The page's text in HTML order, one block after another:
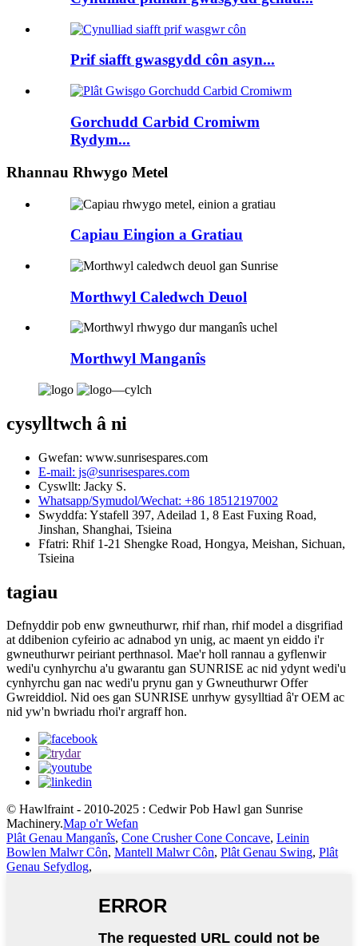
Prif siafft gwasgydd côn asyn...
Gorchudd Carbid Cromiwm
Rydym...
Rhannau Rhwygo Metel
Capiau Eingion a Gratiau
Morthwyl Caledwch Deuol
Morthwyl Manganîs
cysylltwch â ni
Gwefan: www.sunrisespares.com
E-mail: js@sunrisespares.com
Cyswllt: Jacky S.
Whatsapp/Symudol/Wechat: +86 18512197002
Swyddfa: Ystafell 397, Adeilad 1, 8 East Fuxing Road,
Jinshan, Shanghai, Tsieina
Ffatri: Rhif 1-21 Shengke Road, Hongya, Meishan, Sichuan,
Tsieina
tagiau
Defnyddir pob enw gwneuthurwr, rhif rhan, rhif model a disgrifiad
at ddibenion cyfeirio ac adnabod yn unig, ac maent yn eiddo i'r
gwneuthurwr peiriant perthnasol. Mae'r holl rannau a gyflenwir
wedi'u cynhyrchu a'u gwarantu gan SUNRISE ac nid ydynt wedi'u
cynhyrchu gan nac wedi'u prynu gan y Gwneuthurwr Offer
Gwreiddiol. Nid oes gan SUNRISE unrhyw gysylltiad â'r OEM ac
nid yw'n bwriadu rhoi'r argraff hon.
© Hawlfraint - 2010-2025 : Cedwir Pob Hawl gan Sunrise
Machinery.Map o'r Wefan
Plât Genau Manganîs, Cone Crusher Cone Concave, Leinin
Bowlen Malwr Côn, Mantell Malwr Côn, Plât Genau Swing, Plât
Genau Sefydlog,